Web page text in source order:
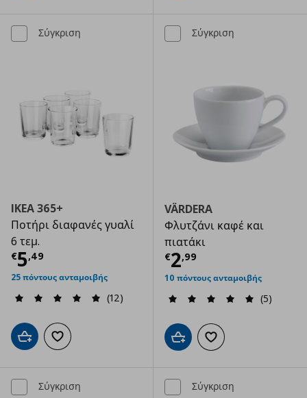
Σύγκριση
IKEA 365+
Ποτήρι διαφανές γυαλί
6 τεμ.
€5,49
Τρέχουσα τιμή € 5,49
25 πόντους ανταμοιβής
(12)
Προσθήκη στο καλάθι
Προσθήκη στα αγαπημένα
Σύγκριση
VÄRDERA
Φλυτζάνι καφέ και
πιατάκι
€2,99
Τρέχουσα
10 πόντους ανταμοιβής
(5)
Προσθήκη στο καλάθι
Προσθήκη στα
Σύγκριση Σύγκριση